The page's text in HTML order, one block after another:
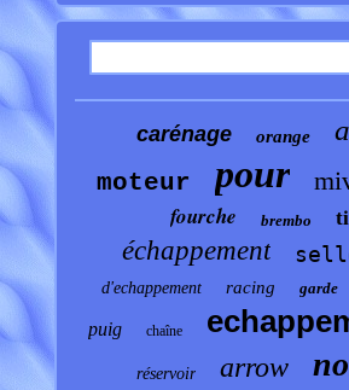
carénage orange
moteur pour
fourche brembo
échappement
d'echappement racing garde
puig chaîne
réservoir arrow